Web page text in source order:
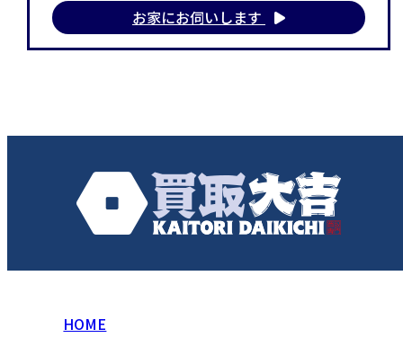
お家にお伺いします
HOME